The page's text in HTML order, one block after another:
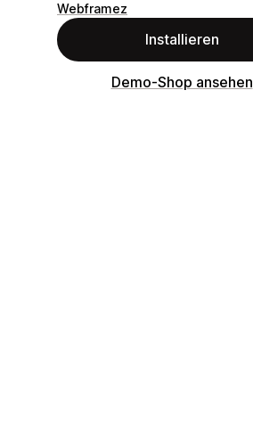
Webframez
Installieren
Demo-Shop ansehen